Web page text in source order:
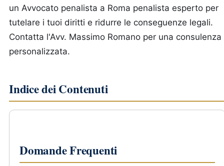
un Avvocato penalista a Roma penalista esperto per
tutelare i tuoi diritti e ridurre le conseguenze legali.
Contatta l'Avv. Massimo Romano per una consulenza
personalizzata.
Indice dei Contenuti
Domande Frequenti